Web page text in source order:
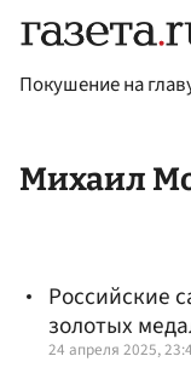
Покушение на
Михаил
Российские
золотых
24 апреля 2025,